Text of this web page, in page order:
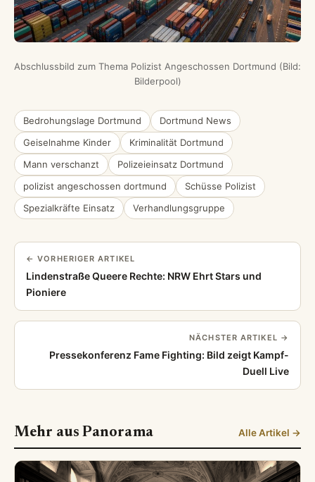
Abschlussbild zum Thema Polizist Angeschossen Dortmund (Bild:
Bilderpool)
Bedrohungslage Dortmund
Dortmund News
Geiselnahme Kinder
Kriminalität Dortmund
Mann verschanzt
Polizeieinsatz Dortmund
polizist angeschossen dortmund
Schüsse Polizist
Spezialkräfte Einsatz
Verhandlungsgruppe
← VORHERIGER ARTIKEL
Lindenstraße Queere Rechte: NRW Ehrt Stars und
Pioniere
NÄCHSTER ARTIKEL →
Pressekonferenz Fame Fighting: Bild zeigt Kampf-
Duell Live
Mehr aus Panorama Alle Artikel →